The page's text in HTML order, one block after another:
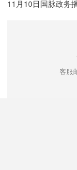
11月10日国脉政务
客服